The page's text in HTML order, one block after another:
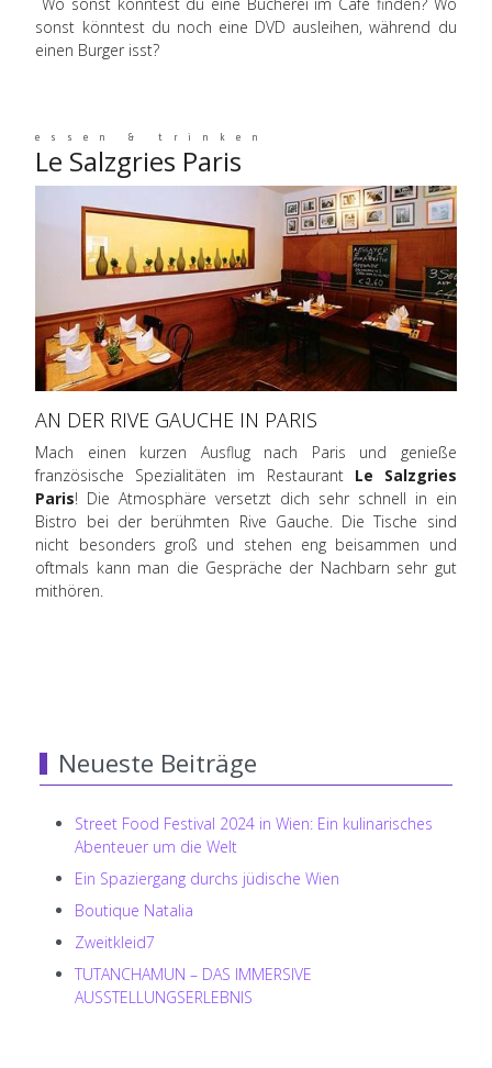
sonst könntest du noch eine DVD ausleihen, während du
einen Burger isst?
essen & trinken
Le Salzgries Paris
AN DER RIVE GAUCHE IN PARIS
Mach einen kurzen Ausflug nach Paris und genieße
französische Spezialitäten im Restaurant Le Salzgries
Paris! Die Atmosphäre versetzt dich sehr schnell in ein
Bistro bei der berühmten Rive Gauche. Die Tische sind
nicht besonders groß und stehen eng beisammen und
oftmals kann man die Gespräche der Nachbarn sehr gut
mithören.
Neueste Beiträge
Street Food Festival 2024 in Wien: Ein kulinarisches
Abenteuer um die Welt
Ein Spaziergang durchs jüdische Wien
Boutique Natalia
Zweitkleid7
TUTANCHAMUN – DAS IMMERSIVE
AUSSTELLUNGSERLEBNIS